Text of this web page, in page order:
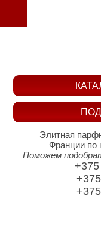
Элитная
Франции по
Поможем